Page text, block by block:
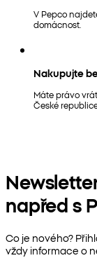
V Pepco
domácnost.
Nakupujte
Máte právo
České
napřed s
Co je nového?
vždy informace o